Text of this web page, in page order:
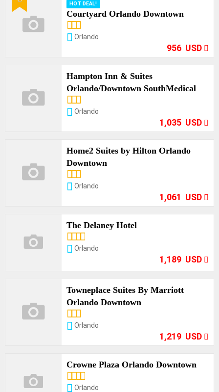
HOT DEAL!
Courtyard Orlando Downtown
Orlando
956 USD
Hampton Inn & Suites
Orlando/Downtown SouthMedical
Orlando
1,035 USD
Home2 Suites by Hilton Orlando
Downtown
Orlando
1,061 USD
The Delaney Hotel
Orlando
1,189 USD
Towneplace Suites By Marriott
Orlando Downtown
Orlando
1,219 USD
Crowne Plaza Orlando Downtown
Orlando